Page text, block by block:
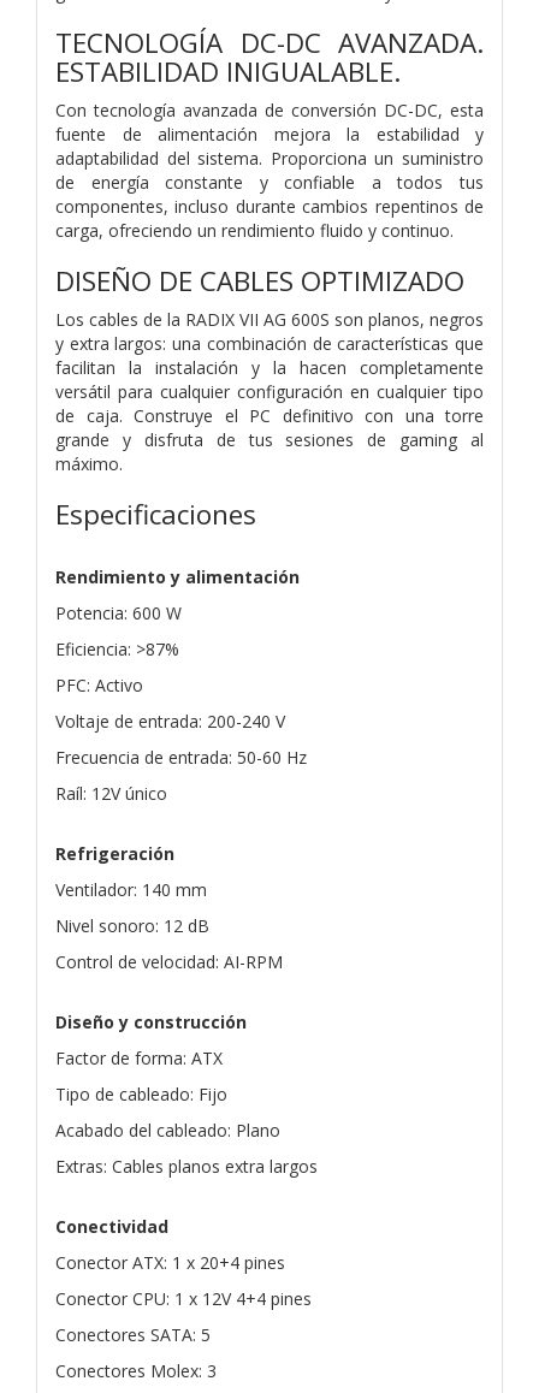
TECNOLOGÍA DC-DC AVANZADA.
ESTABILIDAD INIGUALABLE.
Con tecnología avanzada de conversión DC-DC, esta
fuente de alimentación mejora la estabilidad y
adaptabilidad del sistema. Proporciona un suministro
de energía constante y confiable a todos tus
componentes, incluso durante cambios repentinos de
carga, ofreciendo un rendimiento fluido y continuo.
DISEÑO DE CABLES OPTIMIZADO
Los cables de la RADIX VII AG 600S son planos, negros
y extra largos: una combinación de características que
facilitan la instalación y la hacen completamente
versátil para cualquier configuración en cualquier tipo
de caja. Construye el PC definitivo con una torre
grande y disfruta de tus sesiones de gaming al
máximo.
Especificaciones
Rendimiento y alimentación
Potencia: 600 W
Eficiencia: >87%
PFC: Activo
Voltaje de entrada: 200-240 V
Frecuencia de entrada: 50-60 Hz
Raíl: 12V único
Refrigeración
Ventilador: 140 mm
Nivel sonoro: 12 dB
Control de velocidad: AI-RPM
Diseño y construcción
Factor de forma: ATX
Tipo de cableado: Fijo
Acabado del cableado: Plano
Extras: Cables planos extra largos
Conectividad
Conector ATX: 1 x 20+4 pines
Conector CPU: 1 x 12V 4+4 pines
Conectores SATA: 5
Conectores Molex: 3